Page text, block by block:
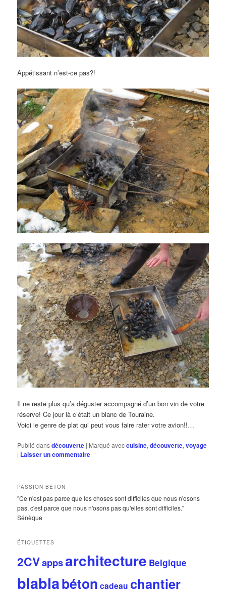
Appétissant n’est-ce pas?!
Il ne reste plus qu’a déguster accompagné d’un bon vin de votre
réserve! Ce jour là c’était un blanc de Touraine.
Voici le genre de plat qui peut vous faire rater votre avion!!…
Publié dansdécouverte | Marqué aveccuisine,découverte,voyage
| Laisser un commentaire
PASSION BÉTON
"Ce n'est pas parce que les choses sont difficiles que nous n'osons
pas, c'est parce que nous n'osons pas qu'elles sont difficiles."
Sénèque
ÉTIQUETTES
2CVappsarchitecture Belgique
blablabéton cadeau chantier